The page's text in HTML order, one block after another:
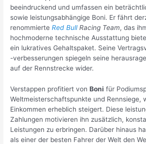
beeindruckend und umfassen ein
sowie leistungsabhängige Boni. Er fährt
renommierteRed BullRacing Team, das
hochmoderne technische Ausstattung
ein lukratives Gehaltspaket. Seine
-verbesserungen spiegeln seine
auf der Rennstrecke wider.
Verstappen profitiert vonBoni für
Weltmeisterschaftspunkte und Rennsiege,
Einkommen erheblich steigert. Diese
Zahlungen motivieren ihn zusätzlich,
Leistungen zu erbringen. Darüber hinaus
als einer der besten Fahrer der Welt den